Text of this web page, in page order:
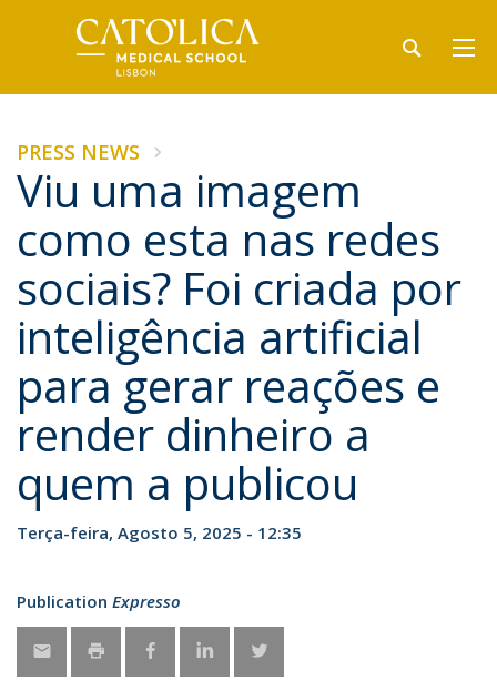
PRESS NEWS
Viu uma imagem
como esta nas redes
sociais? Foi criada por
inteligência artificial
para gerar reações e
render dinheiro a
quem a publicou
Terça-feira, Agosto 5, 2025 - 12:35
Publication Expresso